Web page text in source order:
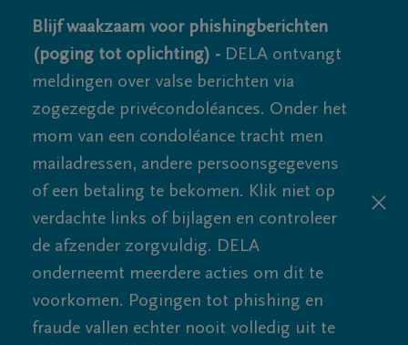
Blijf waakzaam voor phishingberichten
(poging tot oplichting) - DELA ontvangt
meldingen over valse berichten via
zogezegde privécondoléances. Onder het
mom van een condoléance tracht men
mailadressen, andere persoonsgegevens
of een betaling te bekomen. Klik niet op
verdachte links of bijlagen en controleer
de afzender zorgvuldig. DELA
onderneemt meerdere acties om dit te
voorkomen. Pogingen tot phishing en
fraude vallen echter nooit volledig uit te